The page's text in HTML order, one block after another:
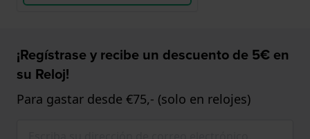
¡Regístrase y recibe un descuento de 5€ en
su Reloj!
Para gastar desde €75,- (solo en relojes)